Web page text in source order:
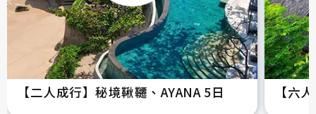
【二人成行】秘境鞦韆、AYANA 5日 【六